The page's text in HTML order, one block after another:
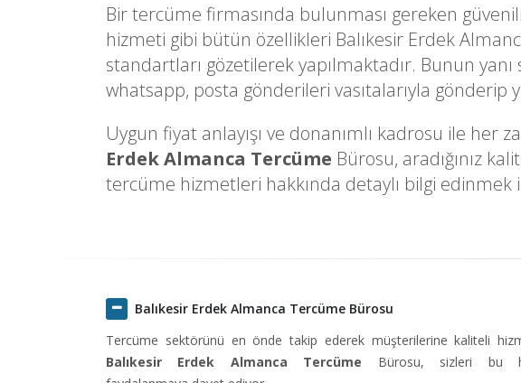
Bir tercüme firmasında bulunması gereken
hizmeti gibi bütün özellikleri Balıkesir Erdek
standartları gözetilerek yapılmaktadır. Bunun yanı
whatsapp, posta gönderileri vasıtalarıyla
Uygun fiyat anlayışı ve donanımlı kadrosu ile her
Erdek Almanca Tercüme Bürosu, aradığınız
tercüme hizmetleri hakkında detaylı bilgi
Balıkesir Erdek Almanca Tercüme Bürosu
Tercüme sektörünü en önde takip ederek müşterilerine kaliteli
Balıkesir Erdek Almanca Tercüme Bürosu, sizleri bu